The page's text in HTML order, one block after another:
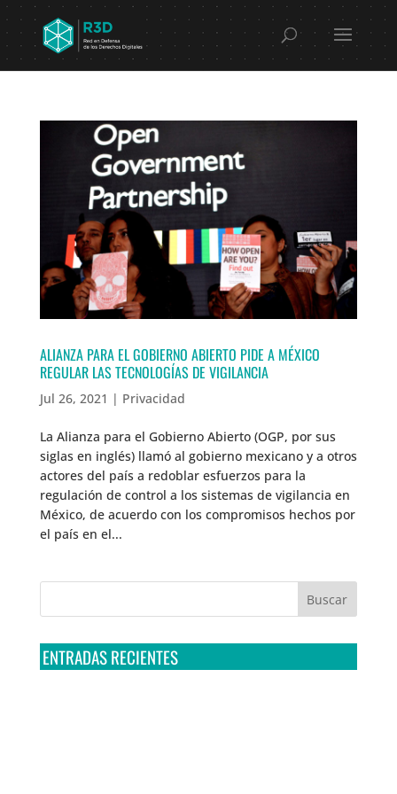
ALIANZA PARA EL GOBIERNO ABIERTO PIDE A MÉXICO
REGULAR LAS TECNOLOGÍAS DE VIGILANCIA
Jul 26, 2021 | Privacidad
La Alianza para el Gobierno Abierto (OGP, por sus
siglas en inglés) llamó al gobierno mexicano y a otros
actores del país a redoblar esfuerzos para la
regulación de control a los sistemas de vigilancia en
México, de acuerdo con los compromisos hechos por
el país en el...
ENTRADAS RECIENTES